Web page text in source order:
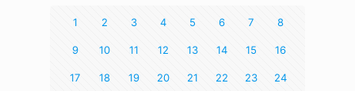
1 2 3 4 5 6 7 8
9 10 11 12 13 14 15 16
17 18 19 20 21 22 23 24